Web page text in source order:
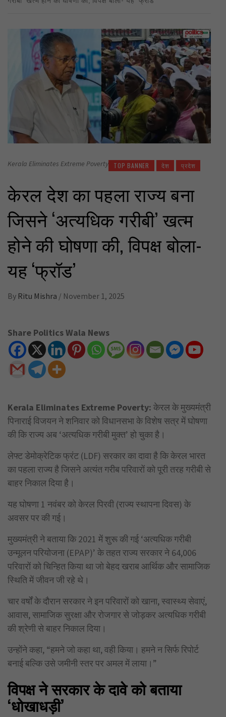
Kerala Eliminates Extreme Poverty TOP BANNER देश प्रदेश
केरल देश का पहला राज्य बना
जिसने ‘अत्यधिक गरीबी’ खत्म
होने की घोषणा की, विपक्ष बोला-
यह ‘फ्रॉड’
By Ritu Mishra / November 1, 2025
Share Politics Wala News
Kerala Eliminates Extreme Poverty: केरल के मुख्यमंत्री
पिनाराई विजयन ने शनिवार को विधानसभा के विशेष सत्र में घोषणा
की कि राज्य अब ‘अत्यधिक गरीबी मुक्त’ हो चुका है।
लेफ्ट डेमोक्रेटिक फ्रंट (LDF) सरकार का दावा है कि केरल भारत
का पहला राज्य है जिसने अत्यंत गरीब परिवारों को पूरी तरह गरीबी से
बाहर निकाल दिया है।
यह घोषणा 1 नवंबर को केरल पिरवी (राज्य स्थापना दिवस) के
अवसर पर की गई।
मुख्यमंत्री ने बताया कि 2021 में शुरू की गई ‘अत्यधिक गरीबी
उन्मूलन परियोजना (EPAP)’ के तहत राज्य सरकार ने 64,006
परिवारों को चिन्हित किया था जो बेहद खराब आर्थिक और सामाजिक
स्थिति में जीवन जी रहे थे।
चार वर्षों के दौरान सरकार ने इन परिवारों को खाना, स्वास्थ्य सेवाएं,
आवास, सामाजिक सुरक्षा और रोजगार से जोड़कर अत्यधिक गरीबी
की श्रेणी से बाहर निकाल दिया।
उन्होंने कहा, “हमने जो कहा था, वही किया। हमने न सिर्फ रिपोर्ट
बनाई बल्कि उसे जमीनी स्तर पर अमल में लाया।”
विपक्ष नेसरकार के दावे को बताया
‘धोखाधड़ी’